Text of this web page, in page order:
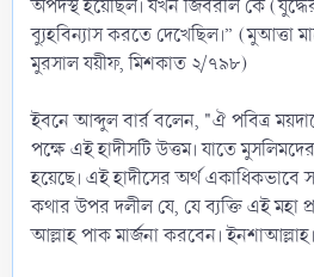
অপদস্থ হয়েছিল। যখন জিবরীল কে
ব্যুহবিন্যাস করতে দেখেছিল।” (মুআত্তা
মুরসাল যয়ীফ, মিশকাত ২/৭৯৮)
ইবনে আব্দুল বার্র বলেন, "ঐ পবিত্র
পক্ষে এই হাদীসটি উত্তম। যাতে
হয়েছে। এই হাদীসের অর্থ
কথার উপর দলীল যে, যে ব্যক্তি এই মহা
আল্লাহ পাক মার্জনা করবেন।